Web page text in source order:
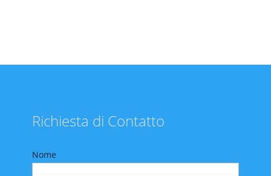
Richiesta di Contatto
Nome